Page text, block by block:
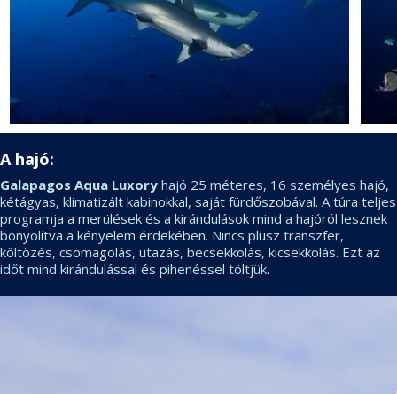
A hajó:
Galapagos Aqua Luxory hajó 25 méteres, 16 személyes hajó,
kétágyas, klimatizált kabinokkal, saját fürdőszobával. A túra teljes
programja a merülések és a kirándulások mind a hajóról lesznek
bonyolítva a kényelem érdekében. Nincs plusz transzfer,
költözés, csomagolás, utazás, becsekkolás, kicsekkolás. Ezt az
időt mind kirándulással és pihenéssel töltjük.